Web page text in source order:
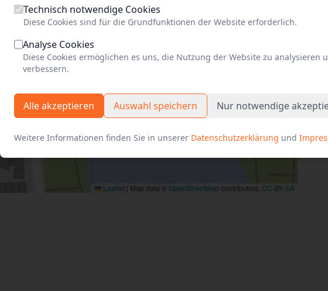
Leaflet | Map data ©OpenStreetMap contributors, CC-BY-SA
Technisch notwendige Cookies
Diese Cookies sind für die Grundfunktionen der Website erforderlich.
Analyse Cookies
Diese Cookies ermöglichen es uns, die Nutzung der Website zu analysieren
verbessern.
Alle akzeptieren Auswahl speichern Nur notwendige
Weitere Informationen finden Sie in unserer Datenschutzerklärung und